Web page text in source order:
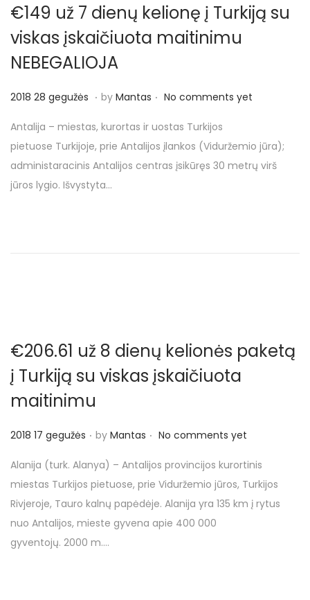
€149 už 7 dienų kelionę į Turkiją su
viskas įskaičiuota maitinimu
NEBEGALIOJA
P
s
t
e
d
2018 28 gegužės 2
1
8
2
8
. by Mantas . No comments yet
Antalija – miestas, kurortas ir uostas Turkijos
pietuose Turkijoje, prie Antalijos įlankos (Viduržemio jūra);
administaracinis Antalijos centras įsikūręs 30 metrų virš
jūros lygio. Išvystyta…
€206.61 už 8 dienų kelionės paketą
į Turkiją su viskas įskaičiuota
maitinimu
P
s
t
e
d
o
2018 17 gegužės . by Mantas . No comments yet
Alanija (turk. Alanya) – Antalijos provincijos kurortinis
miestas Turkijos pietuose, prie Viduržemio jūros, Turkijos
Rivjeroje, Tauro kalnų papėdėje. Alanija yra 135 km į rytus
nuo Antalijos, mieste gyvena apie 400 000
gyventojų. 2000 m….